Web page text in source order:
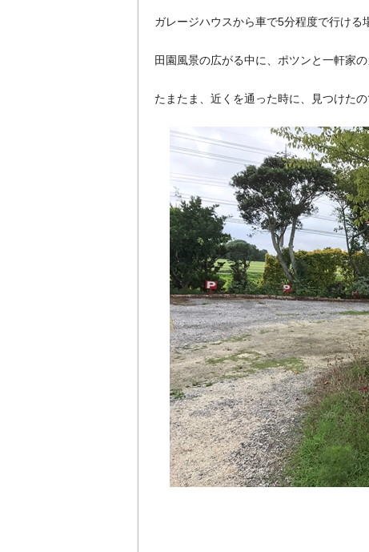
ガレージハウスから車で5分程度で行ける
田園風景の広がる中に、ポツンと一軒家の
たまたま、近くを通った時に、見つけたの